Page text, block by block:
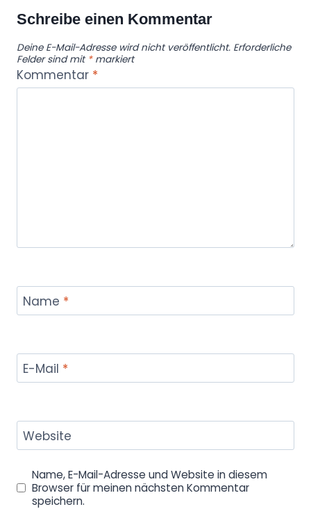
Schreibe einen Kommentar
Deine E-Mail-Adresse wird nicht veröffentlicht. Erforderliche
Felder sind mit *markiert
Kommentar *
Name *
E-Mail *
Website
Name, E-Mail-Adresse und Website in diesem
Browser für meinen nächsten Kommentar
speichern.